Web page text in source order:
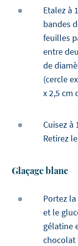
Etalez à
bandes
feuilles
entre
de
(cercle
x 2,5 cm
Cuisez à
Retirez
Glaçage blanc
Portez
et le
gélatine
chocolat